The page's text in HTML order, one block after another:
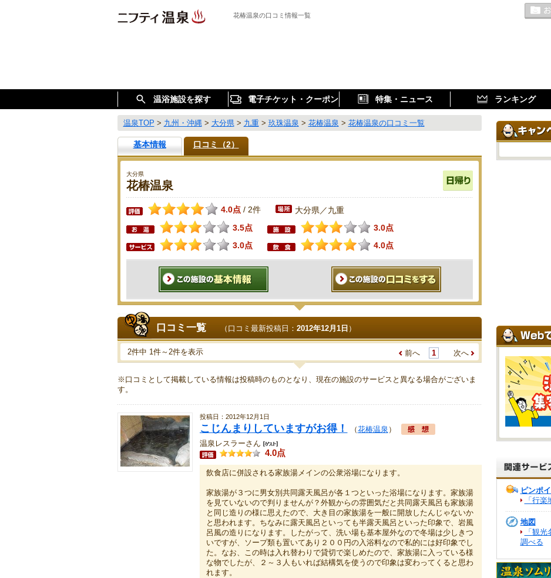
花椿温泉の口コミ情報一覧
温浴施設を探す 電子チケット・クーポン 特集・ニュース ランキング
温泉TOP > 九州・沖縄> 大分県> 九重> 玖珠温泉 > 花椿温泉 > 花椿温泉の口コミ一覧
基本情報 口コミ（2）
大分県
花椿温泉
4.0点 / 2件 大分県／九重
3.5点
3.0点
3.0点
4.0点
口コミ一覧 （口コミ最新投稿日： 2012年12月1日 ）
2件中 1件～2件を表示 前へ 1 次へ
※口コミとして掲載している情報は投稿時のものとなり、現在の施設のサービスと異なる場合がございま
す。
投稿日：2012年12月1日
こじんまりしていますがお得！ （花椿温泉 ）
温泉レスラーさん
4.0点
飲食店に併設される家族湯メインの公衆浴場になります。
家族湯が３つに男女別共同露天風呂が各１つといった浴場になります。家族湯
を見ていないので判りませんが？外観からの雰囲気だと共同露天風呂も家族湯
と同じ造りの様に思えたので、大き目の家族湯を一般に開放したんじゃないか
と思われます。ちなみに露天風呂といっても半露天風呂といった印象で、岩風
呂風の造りになります。したがって、洗い場も基本屋外なので冬場は少しきつ
いですが、ソープ類も置いてあり２００円の入浴料なので私的には好印象でし
た。なお、この時は入れ替わりで貸切で楽しめたので、家族湯に入っている様
な物でしたが、２～３人もいれば結構気を使うので印象は変わってくると思わ
れます。
ピンポ
「行
地図
「観
調べる